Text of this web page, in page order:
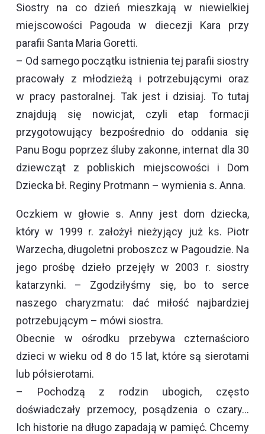
Siostry na co dzień mieszkają w niewielkiej
miejscowości Pagouda w diecezji Kara przy
parafii Santa Maria Goretti.
– Od samego początku istnienia tej parafii siostry
pracowały z młodzieżą i potrzebującymi oraz
w pracy pastoralnej. Tak jest i dzisiaj. To tutaj
znajdują się nowicjat, czyli etap formacji
przygotowujący bezpośrednio do oddania się
Panu Bogu poprzez śluby zakonne, internat dla 30
dziewcząt z pobliskich miejscowości i Dom
Dziecka bł. Reginy Protmann – wymienia s. Anna.
Oczkiem w głowie s. Anny jest dom dziecka,
który w 1999 r. założył nieżyjący już ks. Piotr
Warzecha, długoletni proboszcz w Pagoudzie. Na
jego prośbę dzieło przejęły w 2003 r. siostry
katarzynki. – Zgodziłyśmy się, bo to serce
naszego charyzmatu: dać miłość najbardziej
potrzebującym – mówi siostra.
Obecnie w ośrodku przebywa czternaścioro
dzieci w wieku od 8 do 15 lat, które są sierotami
lub półsierotami.
– Pochodzą z rodzin ubogich, często
doświadczały przemocy, posądzenia o czary…
Ich historie na długo zapadają w pamięć. Chcemy